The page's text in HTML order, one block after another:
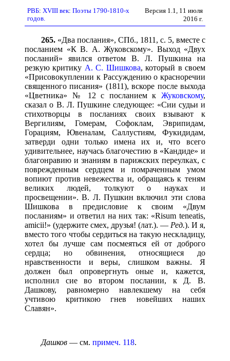
РВБ: XVIII век: Поэты 1790-1810-х
годов.
Версия 1.1, 11 июля
2016 г.
265. «Два послания», СПб., 1811, с. 5, вместе с
посланием «К В. А. Жуковскому». Выход «Двух
посланий» явился ответом В. Л. Пушкина на
резкую критику А. С. Шишкова, который в своем
«Присовокуплении к Рассуждению о красноречии
священного писания» (1811), вскоре после выхода
«Цветника» № 12 с посланием к Жуковскому,
сказал о В. Л. Пушкине следующее: «Сии судьи и
стихотворцы в посланиях своих взывают к
Вергилиям, Гомерам, Софоклам, Эврипидам,
Горациям, Ювеналам, Саллустиям, Фукидидам,
затверди одни только имена их и, что всего
удивительнее, научась благочестию в «Кандиде» и
благонравию и знаниям в парижских переулках, с
поврежденным сердцем и помраченным умом
вопиют против невежества и, обращаясь к теням
великих людей, толкуют о науках и
просвещении». В. Л. Пушкин включил эти слова
Шишкова в предисловие к своим «Двум
посланиям» и ответил на них так: «Risum teneatis,
amicii!» (удержите смех, друзья! (лат.). — Ред.). И я,
вместо того чтобы сердиться на такую нескладицу,
хотел бы лучше сам посмеяться ей от доброго
сердца; но обвинения, относящиеся до
нравственности и веры, слишком важны. Я
должен был опровергнуть оные и, кажется,
исполнил сие во втором послании, к Д. В.
Дашкову, равномерно навлекшему на себя
учтивою критикою гнев новейших наших
Славян».
Дашков — см. примеч. 118.